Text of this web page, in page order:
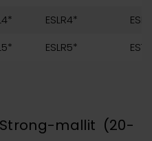
ESLR4*
ESLR5*
mallit (20-